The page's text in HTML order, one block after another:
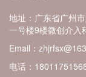
地址：广东省广州
一号楼9楼微创介入
Email：
电话：